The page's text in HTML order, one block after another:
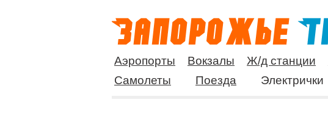
Аэропорты Вокзалы Ж/д станции
Самолеты
Поезда Электрички